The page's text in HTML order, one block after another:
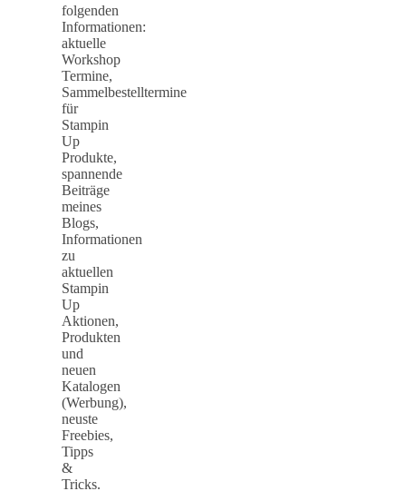
folgenden
Informationen:
aktuelle
Workshop
Termine,
Sammelbestelltermine
für
Stampin
Up
Produkte,
spannende
Beiträge
meines
Blogs,
Informationen
zu
aktuellen
Stampin
Up
Aktionen,
Produkten
und
neuen
Katalogen
(Werbung),
neuste
Freebies,
Tipps
&
Tricks.